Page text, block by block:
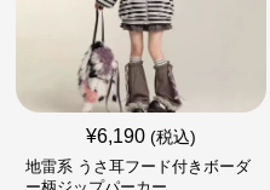
¥6,190 (税込)
地雷系 うさ耳フード付きボーダ